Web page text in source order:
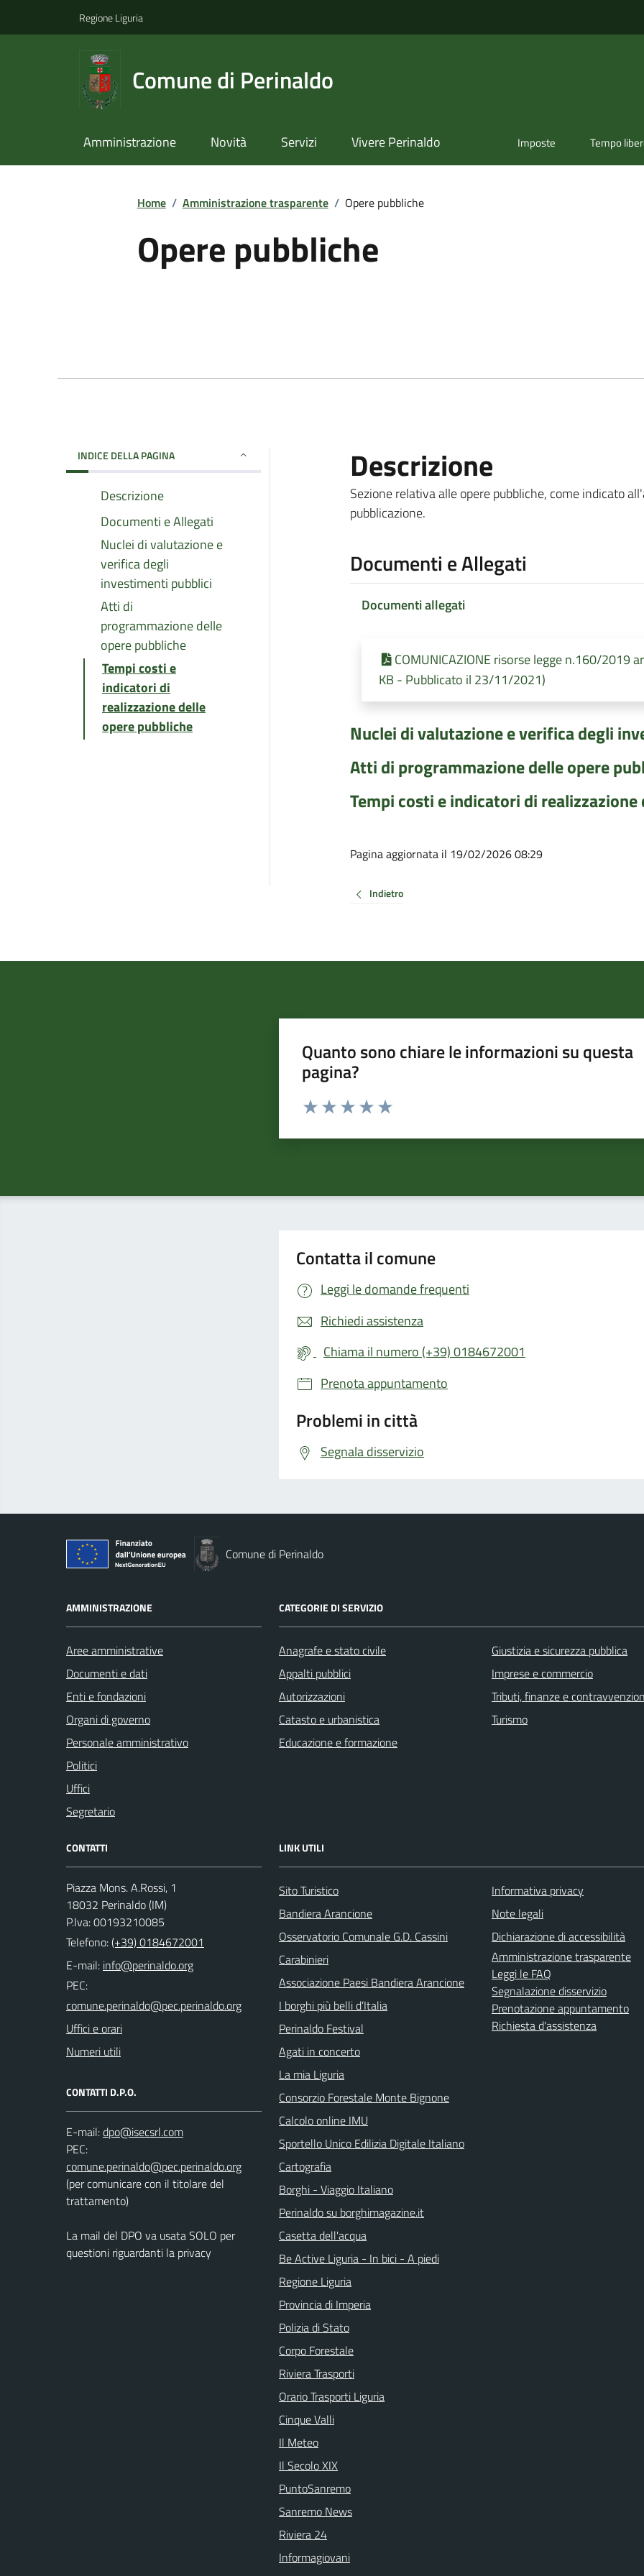
Regione Liguria
Comune di Perinaldo
Amministrazione Novità Servizi Vivere Perinaldo Imposte Tempo
Home / Amministrazione trasparente / Opere pubbliche
Opere pubbliche
INDICE DELLA PAGINA
Descrizione
Documenti e Allegati
Nuclei di valutazione e
verifica degli
investimenti pubblici
Atti di
programmazione delle
opere pubbliche
Tempi costi e
indicatori di
realizzazione delle
opere pubbliche
Descrizione
Sezione relativa alle opere pubbliche, come indicato
pubblicazione.
Documenti e Allegati
Documenti allegati
COMUNICAZIONE risorse legge n.160/2019
KB - Pubblicato il 23/11/2021)
Nuclei di valutazione e verifica degli
Atti di programmazione delle opere
Tempi costi e indicatori di
Pagina aggiornata il 19/02/2026 08:29
Indietro
Quanto sono chiare le informazioni su questa
pagina?
Valuta da 1 a 5 stelle la pagina
Contatta il comune
Leggi le domande frequenti
Richiedi assistenza
Chiama il numero (+39) 0184672001
Prenota appuntamento
Problemi in città
Segnala disservizio
Comune di Perinaldo
AMMINISTRAZIONE
Aree amministrative
Documenti e dati
Enti e fondazioni
Organi di governo
Personale amministrativo
Politici
Uffici
Segretario
CATEGORIE DI SERVIZIO
Anagrafe e stato civile
Appalti pubblici
Autorizzazioni
Catasto e urbanistica
Educazione e formazione
Giustizia e sicurezza pubblica
Imprese e commercio
Tributi, finanze e
Turismo
CONTATTI
Piazza Mons. A.Rossi, 1
18032 Perinaldo (IM)
P.Iva: 00193210085
Telefono:(+39) 0184672001
E-mail:
PEC:
Uffici e orari
Numeri utili
CONTATTI D.P.O.
E-mail:
PEC:
(per comunicare con il titolare del
trattamento)
La mail del DPO va usata SOLO per
questioni riguardanti la privacy
LINK UTILI
Sito Turistico
Bandiera Arancione
Osservatorio Comunale G.D. Cassini
Carabinieri
Associazione Paesi Bandiera Arancione
I borghi più belli d’Italia
Perinaldo Festival
Agati in concerto
La mia Liguria
Consorzio Forestale Monte Bignone
Calcolo online IMU
Sportello Unico Edilizia Digitale Italiano
Cartografia
Borghi - Viaggio Italiano
Perinaldo su borghimagazine.it
Casetta dell'acqua
Be Active Liguria - In bici - A piedi
Regione Liguria
Provincia di Imperia
Polizia di Stato
Corpo Forestale
Riviera Trasporti
Orario Trasporti Liguria
Cinque Valli
Il Meteo
Il Secolo XIX
PuntoSanremo
Sanremo News
Riviera 24
Informagiovani
Informativa privacy
Note legali
Dichiarazione di accessibilità
Amministrazione trasparente
Leggi le FAQ
Segnalazione disservizio
Prenotazione appuntamento
Richiesta d'assistenza